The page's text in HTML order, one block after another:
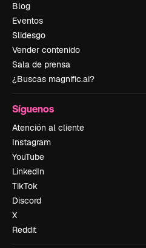
Blog
Eventos
Slidesgo
Vender contenido
Sala de prensa
¿Buscas magnific.ai?
Síguenos
Atención al cliente
Instagram
YouTube
LinkedIn
TikTok
Discord
X
Reddit